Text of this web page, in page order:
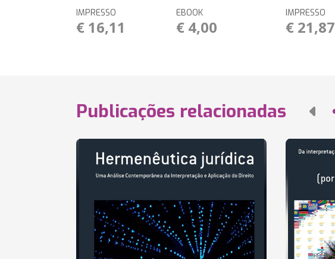
IMPRESSO
€ 16,11
EBOOK
€ 4,00
IMPRESSO
€ 21,87
Publicações relacionadas